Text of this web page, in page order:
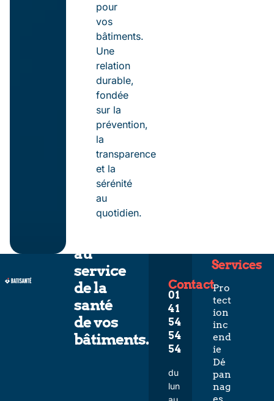
pour
vos
bâtiments.
Une
relation
durable,
fondée
sur la
prévention,
la
transparence
et la
sérénité
au
quotidien.
au
service
de la
santé
de vos
bâtiments.
Contact
01
41
54
54
54
du
lun
Services
Pro
tect
ion
inc
end
ie
Dé
pan
nag